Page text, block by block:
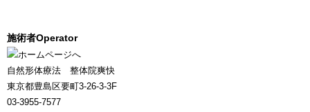
施術者Operator
自然形体療法 整体院爽快
東京都豊島区要町3-26-3-3F
03-3955-7577